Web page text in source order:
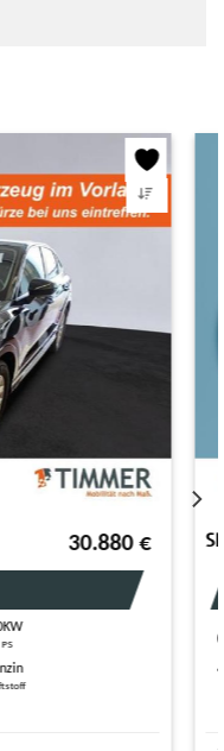
36.555